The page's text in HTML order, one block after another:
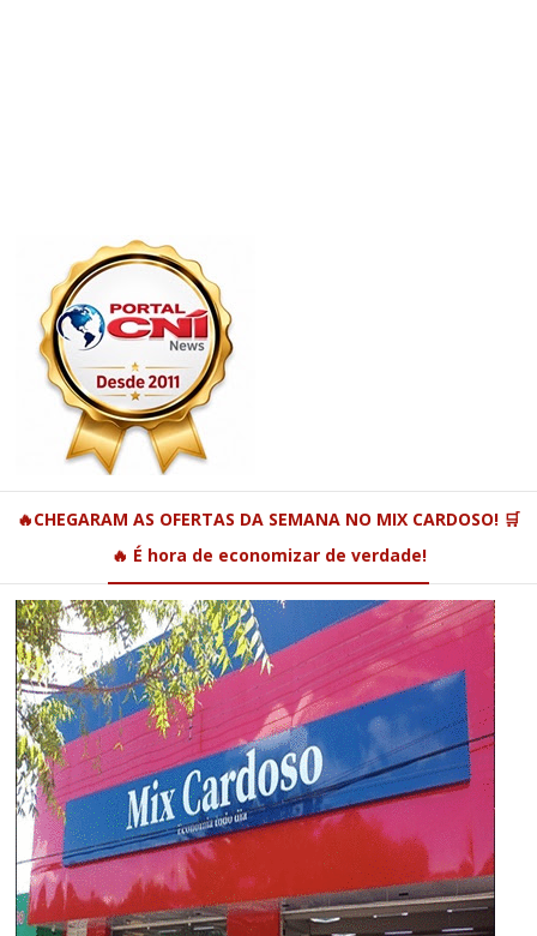
🔥CHEGARAM AS OFERTAS DA SEMANA NO MIX CARDOSO! 🛒
🔥 É hora de economizar de verdade!